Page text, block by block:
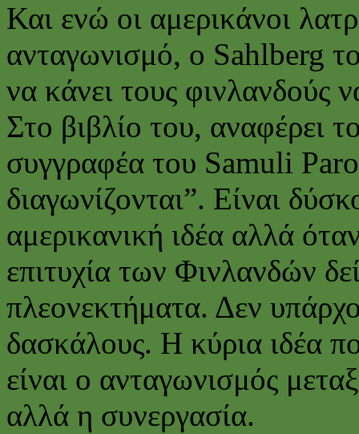
Και ενώ οι αμερικάνοι
ανταγωνισμό, o Sahlberg
να κάνει τους φινλανδούς
Στο βιβλίο του, αναφέρει
συγγραφέα του Samuli
διαγωνίζονται”. Είναι
αμερικανική ιδέα αλλά
επιτυχία των Φινλανδών
πλεονεκτήματα. Δεν
δασκάλους. Η κύρια ιδέα
είναι ο ανταγωνισμός
αλλά η συνεργασία.